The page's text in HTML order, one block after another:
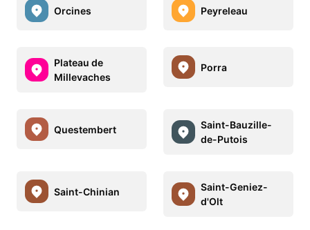
Orcines Peyreleau
Plateau de
Millevaches
Porra
Questembert
Saint-Bauzille-
de-Putois
Saint-Chinian
Saint-Geniez-
d'Olt